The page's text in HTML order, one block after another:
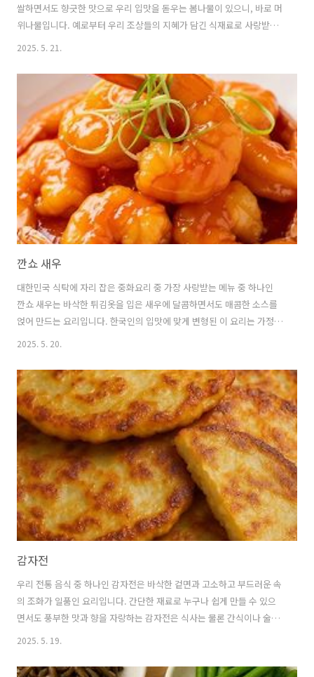
쌀하면서도 향긋한 맛으로 우리 입맛을 돋우는 봄나물이 있으니, 바로 머
위나물입니다. 예로부터 우리 조상들의 지혜가 담긴 식재료로 사랑받아
물인가요?머위는 국화과에 속하는 여러해살이풀로, 습기가 많은 산기슭
이나 들에서 흔히 볼 수 있습니다.넓고 둥근 잎이 특징이며, 이른 봄에 꽃
대가 먼저 올라와 연한 노란색 또는 연두색의 작은 꽃을 피웁니다.우리가
주로 식용하는 부분은 바로 이른 봄에 돋아나는 어린잎과 줄기, 그리고
꽃대입니다.특유의 쌉쌀한 맛은 머위가 가진 약효 성분 때문이며, 이 쌉
쌀한 맛 덕..
2025. 5. 21.
깐쇼 새우
대한민국 식탁에 자리 잡은 중화요리 중 가장 사랑받는 메뉴 중 하나인
깐쇼 새우는 바삭한 튀김옷을 입은 새우에 달콤하면서도 매콤한 소스를
얹어 만드는 요리입니다. 한국인의 입맛에 맞게 변형된 이 요리는 가정에
서도 쉽게 도전해볼 수 있으며, 특별한 날 손님 접대용으로도 손색이 없
지 상세히 알아보겠습니다. 🦐 깐쇼 새우란? 그 기원과 역사깐쇼(乾燒)
는 중국어로 '마른 상태에서 볶는다'라는 의미를 가지고 있습니다.원래
중국 요리에서 깐쇼는 수분이 많이 날아가도록 볶아서 만드는 조리법을
뜻합니다.깐쇼 새우는 중국 산동성과 광동성 지역의 요리법에서 발전해
온 것으로 알려져 있습니다.한국에서는 1970년대 중국 요리가 대중화되
면서 함께 소..
2025. 5. 20.
감자전
우리 전통 음식 중 하나인 감자전은 바삭한 겉면과 고소하고 부드러운 속
의 조화가 일품인 요리입니다. 간단한 재료로 누구나 쉽게 만들 수 있으
면서도 풍부한 맛과 향을 자랑하는 감자전은 식사는 물론 간식이나 술안
🥔 감자의 한반도 유입과 정착감자는 원래 남아메리카가 원산지인 작물
2025. 5. 19.